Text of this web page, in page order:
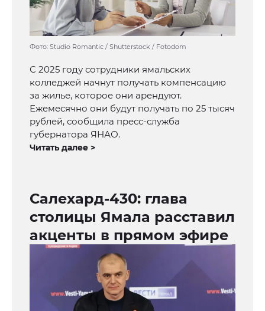
Фото: Studio Romantic / Shutterstock / Fotodom
С 2025 году сотрудники ямальских
колледжей начнут получать компенсацию
за жилье, которое они арендуют.
Ежемесячно они будут получать по 25 тысяч
рублей, сообщила пресс-служба
губернатора ЯНАО.
Читать далее >
Салехард-430: глава
столицы Ямала расставил
акценты в прямом эфире